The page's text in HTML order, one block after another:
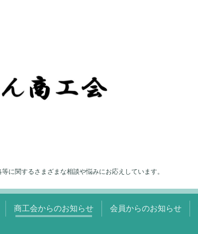
に関するさまざまな相談や悩みにお応えしています。
商工会からのお知らせ 会員からのお知らせ